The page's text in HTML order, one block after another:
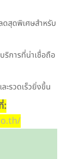
ดสุดพิเศษสำหรับ
การที่น่าเชื่อถือ
รวดเร็วยิ่งขึ้น
: